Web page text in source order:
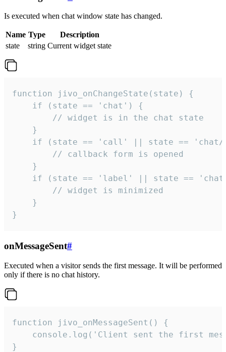
Is executed when chat window state has changed.
Name Type
Description
state
string Current widget state
function jivo_onChangeState(state) {
    if (state == 'chat') {
        // widget is in the chat state
    }
if (state == 'call' || state ==
        // callback form is opened
    }
if (state == 'label' || state ==
        // widget is minimized
    }
}
onMessageSent#
Executed when a visitor sends the first message. It will be performed
only if there is no chat history.
function jivo_onMessageSent() {
console.log('Client sent the first
}